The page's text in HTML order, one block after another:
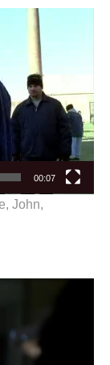
00:07
John,